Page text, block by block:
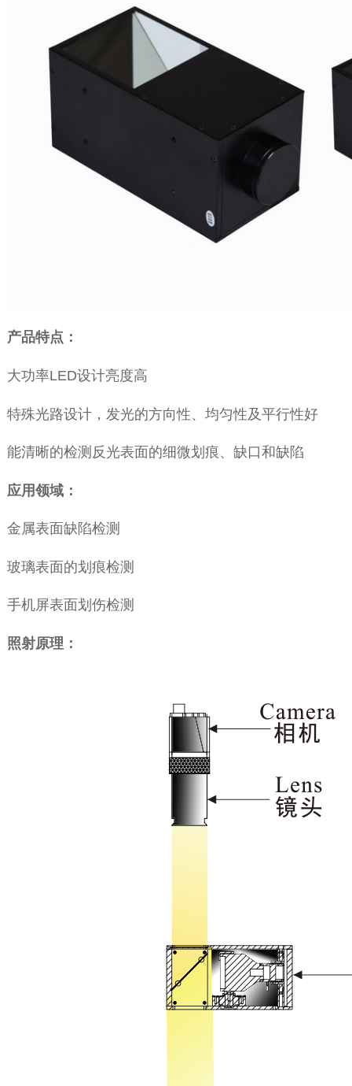
产品特点：
大功率LED设计亮度高
特殊光路设计，发光的方向性、均匀性及平行性好
能清晰的检测反光表面的细微划痕、缺口和缺陷
应用领域：
金属表面缺陷检测
玻璃表面的划痕检测
手机屏表面划伤检测
照射原理：